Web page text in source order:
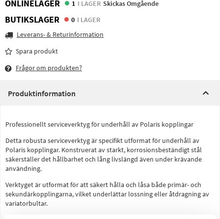
ONLINELAGER
1 I LAGER Skickas Omgående
BUTIKSLAGER 0 I LAGER
Leverans- & Returinformation
Spara produkt
Frågor om produkten?
Produktinformation
Professionellt serviceverktyg för underhåll av Polaris kopplingar
Detta robusta serviceverktyg är specifikt utformat för underhåll av
Polaris kopplingar. Konstruerat av starkt, korrosionsbeständigt stål
säkerställer det hållbarhet och lång livslängd även under krävande
användning.
Verktyget är utformat för att säkert hålla och låsa både primär- och
sekundärkopplingarna, vilket underlättar lossning eller åtdragning av
variatorbultar.